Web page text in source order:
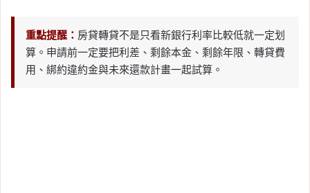
重點提醒： 房貸轉貸不是只看新銀行利率比較低就一定划
算。申請前一定要把利差、剩餘本金、剩餘年限、轉貸費
用、綁約違約金與未來還款計畫一起試算。